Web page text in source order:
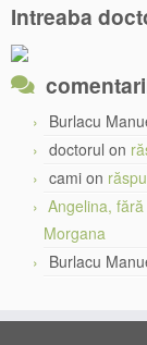
Intreaba
Burlacu
doctorul on
cami on
Angelina,
Morgana
Burlacu